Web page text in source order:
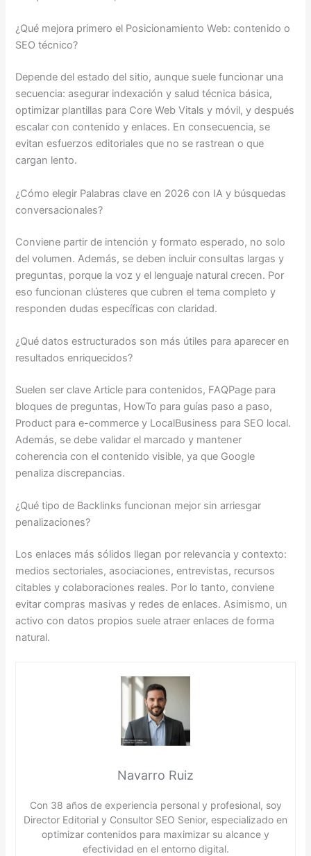
¿Qué mejora primero el Posicionamiento Web: contenido o
SEO técnico?
Depende del estado del sitio, aunque suele funcionar una
secuencia: asegurar indexación y salud técnica básica,
optimizar plantillas para Core Web Vitals y móvil, y después
escalar con contenido y enlaces. En consecuencia, se
evitan esfuerzos editoriales que no se rastrean o que
cargan lento.
¿Cómo elegir Palabras clave en 2026 con IA y búsquedas
conversacionales?
Conviene partir de intención y formato esperado, no solo
del volumen. Además, se deben incluir consultas largas y
preguntas, porque la voz y el lenguaje natural crecen. Por
eso funcionan clústeres que cubren el tema completo y
responden dudas específicas con claridad.
¿Qué datos estructurados son más útiles para aparecer en
resultados enriquecidos?
Suelen ser clave Article para contenidos, FAQPage para
bloques de preguntas, HowTo para guías paso a paso,
Product para e-commerce y LocalBusiness para SEO local.
Además, se debe validar el marcado y mantener
coherencia con el contenido visible, ya que Google
penaliza discrepancias.
¿Qué tipo de Backlinks funcionan mejor sin arriesgar
penalizaciones?
Los enlaces más sólidos llegan por relevancia y contexto:
medios sectoriales, asociaciones, entrevistas, recursos
citables y colaboraciones reales. Por lo tanto, conviene
evitar compras masivas y redes de enlaces. Asimismo, un
activo con datos propios suele atraer enlaces de forma
natural.
Navarro Ruiz
Con 38 años de experiencia personal y profesional, soy
Director Editorial y Consultor SEO Senior, especializado en
optimizar contenidos para maximizar su alcance y
efectividad en el entorno digital.